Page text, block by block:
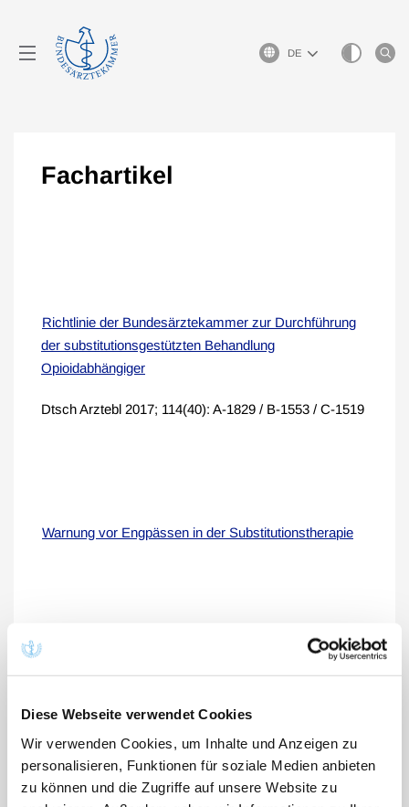
Diese Webseite verwendet Cookies
Wir verwenden Cookies, um Inhalte und Anzeigen zu
personalisieren, Funktionen für soziale Medien anbieten
zu können und die Zugriffe auf unsere Website zu
Sprachauswahl
Fachartikel
Richtlinie der Bundes­ärzte­kammer zur Durchführung
der substitutionsgestützten Behandlung
Opioidabhängiger
Dtsch Arztebl 2017; 114(40): A-1829 / B-1553 / C-1519
Warnung vor Engpässen in der Substitutionstherapie
Substitutionstherapie
Dtsch Arztebl 2020; 117(19): A-978 / B-826